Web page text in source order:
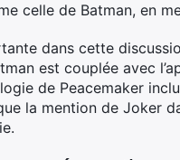
celle de Batman, en
dans cette
est couplée avec
de Peacemaker
la mention de Joker